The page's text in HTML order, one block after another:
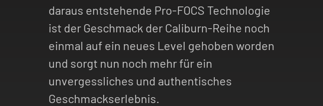
daraus entstehende Pro-FOCS Technologie
ist der Geschmack der Caliburn-Reihe noch
einmal auf ein neues Level gehoben worden
und sorgt nun noch mehr für ein
unvergessliches und authentisches
Geschmackserlebnis.